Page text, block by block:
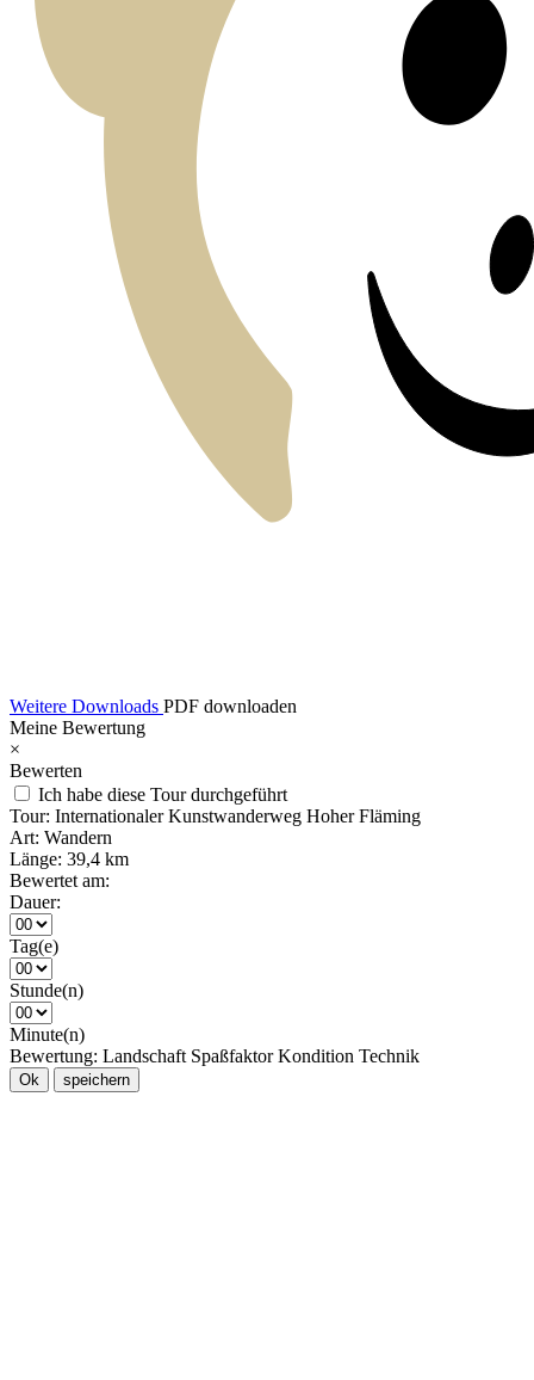
Weitere Downloads PDF downloaden
Meine Bewertung
×
Bewerten
Ich habe diese Tour durchgeführt
Tour: Internationaler Kunstwanderweg Hoher Fläming
Art: Wandern
Länge: 39,4 km
Bewertet am:
Dauer:
Tag(e)
Stunde(n)
Minute(n)
Bewertung: Landschaft Spaßfaktor Kondition Technik
Ok speichern